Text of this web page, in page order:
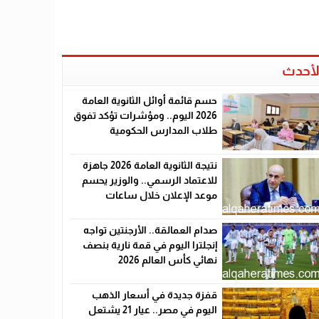
حسم قائمة أوائل الثانوية العامة
2026 اليوم.. ومؤشرات تؤكد تفوق
طلاب المدارس الحكومية
نتيجة الثانوية العامة 2026 جاهزة
للاعتماد الرسمي.. والوزير يحسم
موعد الإعلان خلال ساعات
صدام العمالقة.. الأرجنتين تواجه
إنجلترا اليوم في قمة نارية بنصف
نهائي كأس العالم 2026
قفزة جديدة في أسعار الذهب
اليوم في مصر.. عيار 21 يشتعل